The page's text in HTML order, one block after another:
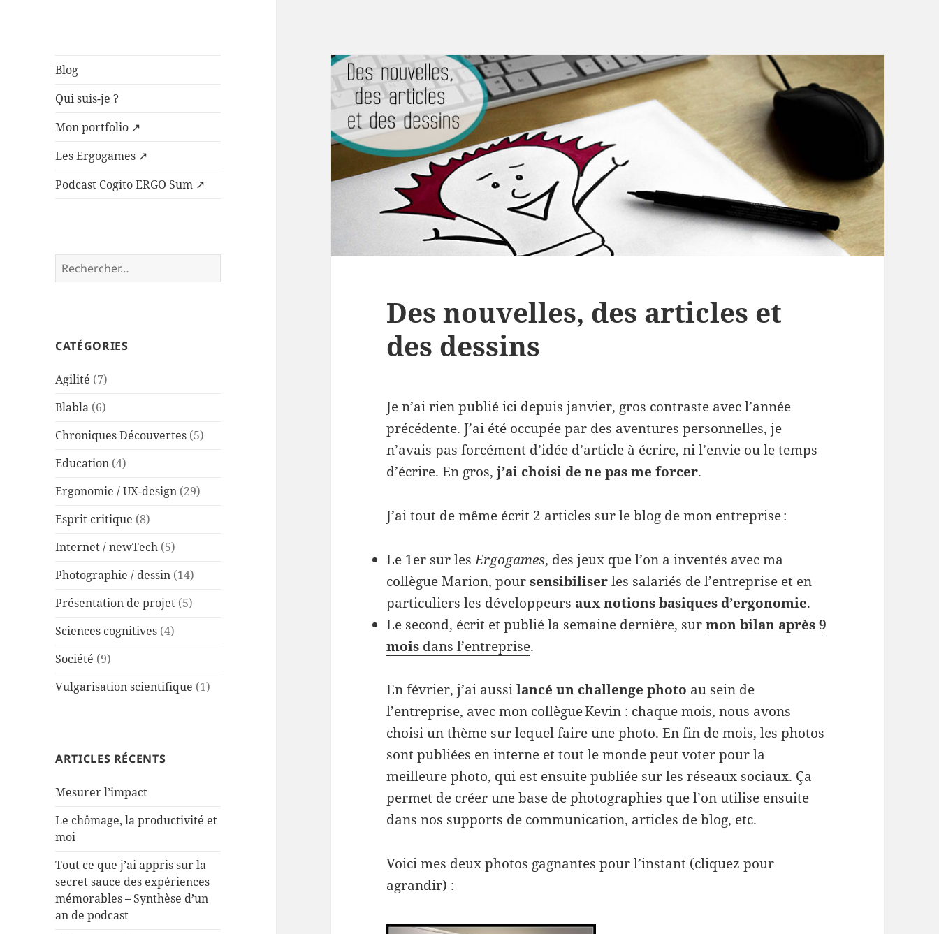
Margaux l'ergo
Blog
Qui suis-je ?
Mon portfolio ↗️
Les Ergogames ↗️
Podcast Cogito ERGO Sum ↗️
Rechercher :
CATÉGORIES
Agilité (7)
Blabla (6)
Chroniques Découvertes (5)
Education (4)
Ergonomie / UX-design (29)
Esprit critique (8)
Internet / newTech (5)
Photographie / dessin (14)
Présentation de projet (5)
Sciences cognitives (4)
Société (9)
Vulgarisation scientifique (1)
ARTICLES RÉCENTS
Mesurer l’impact
Le chômage, la productivité et
moi
Tout ce que j’ai appris sur la
secret sauce des expériences
mémorables – Synthèse d’un
an de podcast
Des nouvelles, des articles et
des dessins
Je n’ai rien publié ici depuis janvier, gros contraste avec l’année
précédente. J’ai été occupée par des aventures personnelles, je
n’avais pas forcément d’idée d’article à écrire, ni l’envie ou le temps
d’écrire. En gros,j’ai choisi de ne pas me forcer.
J’ai tout de même écrit 2 articles sur le blog de mon entreprise :
Le 1er sur lesErgogames, des jeux que l’on a inventés avec ma
collègue Marion, poursensibiliserles salariés de l’entreprise et en
particuliers les développeurs aux notions basiques d’ergonomie.
Le second, écrit et publié la semaine dernière, surmon bilan après 9
mois dans l’entreprise.
En février, j’ai aussilancé un challenge photo au sein de
l’entreprise, avec mon collègue Kevin : chaque mois, nous avons
choisi un thème sur lequel faire une photo. En fin de mois, les photos
sont publiées en interne et tout le monde peut voter pour la
meilleure photo, qui est ensuite publiée sur les réseaux sociaux. Ça
permet de créer une base de photographies que l’on utilise ensuite
dans nos supports de communication, articles de blog, etc.
Voici mes deux photos gagnantes pour l’instant (cliquez pour
agrandir) :